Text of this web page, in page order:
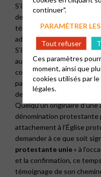
S’il n’a pas été baptisé
devant l’Église que «
témoignant du sens de
adolescent ou un adulte
S’il a été baptisé enfant,
aussi affirmer sa foi
confirmée l’alliance de son
pas un sacrement. Elle
de l’eau du baptême.
Quelqu’un originaire
dénomination protestante
attachement à l’Église
demander à ce que soit
protestante unie » à
et la confirmation, ce
témoignage de son
continuer".
PARAMÉTRER
Tout refuser
Ces paramètres
moment, ainsi que
cookies utilisés par
légales.